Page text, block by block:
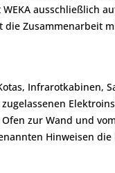
ausschließlich
Zusammenarbeit
zur Wand und
Hinweisen